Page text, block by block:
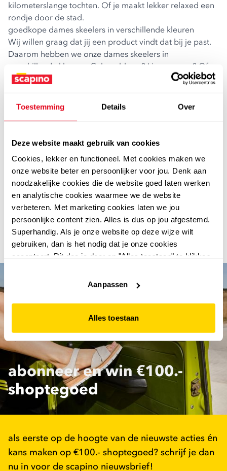
Toestemming Details Over
Deze website maakt gebruik van cookies
Cookies, lekker en functioneel. Met cookies maken we
onze website beter en persoonlijker voor jou. Denk aan
noodzakelijke cookies die de website goed laten werken
en analytische cookies waarmee we de website
verbeteren. Met marketing cookies laten we jou
persoonlijke content zien. Alles is dus op jou afgestemd.
Superhandig. Als je onze website op deze wijze wilt
gebruiken, dan is het nodig dat je onze cookies
accepteert. Dit doe je door op "Alles toestaan" te klikken.
website niet optimaal functioneert.
Aanpassen
Alles toestaan
kilometerslange tochten. Of je maakt lekker relaxed een
rondje door de stad.
goedkope dames skeelers in verschillende kleuren
Wij willen graag dat jij een product vindt dat bij je past.
Daarom hebben we onze dames skeelers in
verschillende kleuren. Gek op blauw? Liever paars? Of
ga je voor groen? We hebben het allemaal voor je! En je
ga je mee een rondje skeeleren in de zon?
genieten als het lekker weer is. De zon op je bolletje en
inline skates. Shop bij ons gelijk nieuwe skeelers, dames!
Of kom ze halen in de winkel en je hebt ze vandaag al in
huis.
spelen met de kleintjes of een tocht met vrienden
Bij Scapino vindt iedereen zijn favoriete skeelers. Wil je
met je kinderen spelen? Dan shop je ze in kindermaten.
Ga je liever een tocht maken met vrienden of je partner?
We hebben skeelers voor dames én heren.
abonneer en win €100.-
shoptegoed
als eerste op de hoogte van de nieuwste acties én
kans maken op €100.- shoptegoed? schrijf je dan
nu in voor de scapino nieuwsbrief!